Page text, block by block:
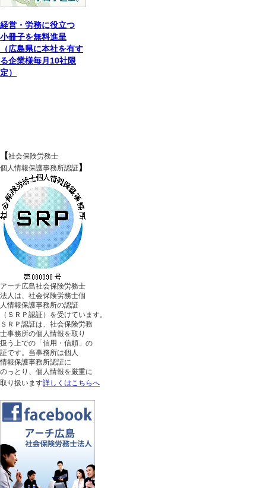
経営・労務に役立つ
小冊子を無料進呈
（広島県に本社を有す
る企業様毎月10社限
定）
【社会保険労務士
個人情報保護事務所認証】
アーチ広島社会保険労務士
法人は、社会保険労務士個
人情報保護事務所の認証
（ＳＲＰ認証）を受けています。
ＳＲＰ認証は、社会保険労務
士事務所の個人情報を取り
扱う上での「信用・信頼」の
証です。当事務所は個人
情報保護事務所認証に
のっとり、個人情報を厳重に
取り扱います詳しくはこちらへ